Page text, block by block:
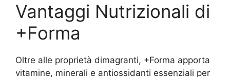
Vantaggi Nutrizionali di
+Forma
Oltre alle proprietà dimagranti, +Forma apporta
vitamine, minerali e antiossidanti essenziali per